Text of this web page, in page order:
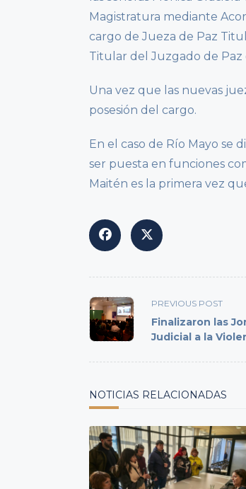
Magistratura mediante
cargo de Jueza de Paz
Titular del Juzgado de Paz
Una vez que las nuevas
posesión del cargo.
En el caso de Río Mayo se
ser puesta en funciones
Maitén es la primera vez
<span
class="nav-
subtitle
PREVIOUS POST
Finalizaron las
Judicial a la
NOTICIAS RELACIONADAS